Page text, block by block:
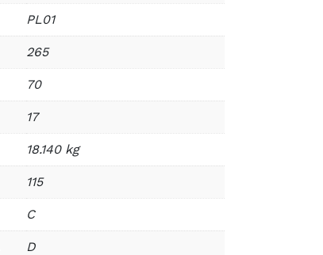
PL01
265
70
17
18.140 kg
115
C
D